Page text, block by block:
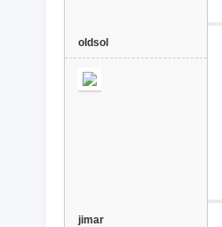
oldsol
jimar